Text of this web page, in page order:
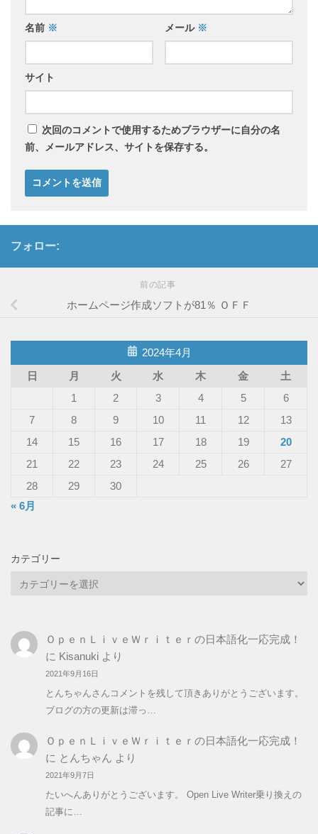
名前 ※ メール ※
サイト
次回のコメントで使用するためブラウザーに自分の名
前、メールアドレス、サイトを保存する。
フォロー:
前の記事
ホームページ作成ソフトが81％ ＯＦＦ
2024年4月
日
月 火 水 木 金
土
1
2 3 4 5
6
7
8 9 10 11 12
13
14
15 16 17 18 19
20
21
22 23 24 25 26
27
28
29
30
« 6月
カテゴリー
リ
ー
ＯｐｅｎＬｉｖｅＷｒｉｔｅｒの日本語化一応完成！
に Kisanukiより
2021年9月16日
とんちゃんさんコメントを残して頂きありがとうございます。
ブログの方の更新は滞っ…
ＯｐｅｎＬｉｖｅＷｒｉｔｅｒの日本語化一応完成！
に とんちゃん より
2021年9月7日
たいへんありがとうございます。 Open Live Writer乗り換えの
記事に…